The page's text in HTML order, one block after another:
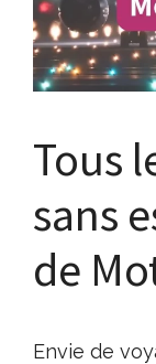
Tous
sans
de
Envie de